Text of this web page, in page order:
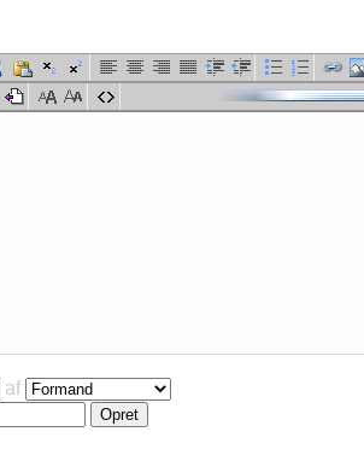
af